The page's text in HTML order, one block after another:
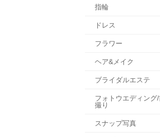
指輪ショップ一覧
指輪
ドレス
フラワー
ヘア&メイク
ブライダルエステ
フォトウエディング
撮り
スナップ写真